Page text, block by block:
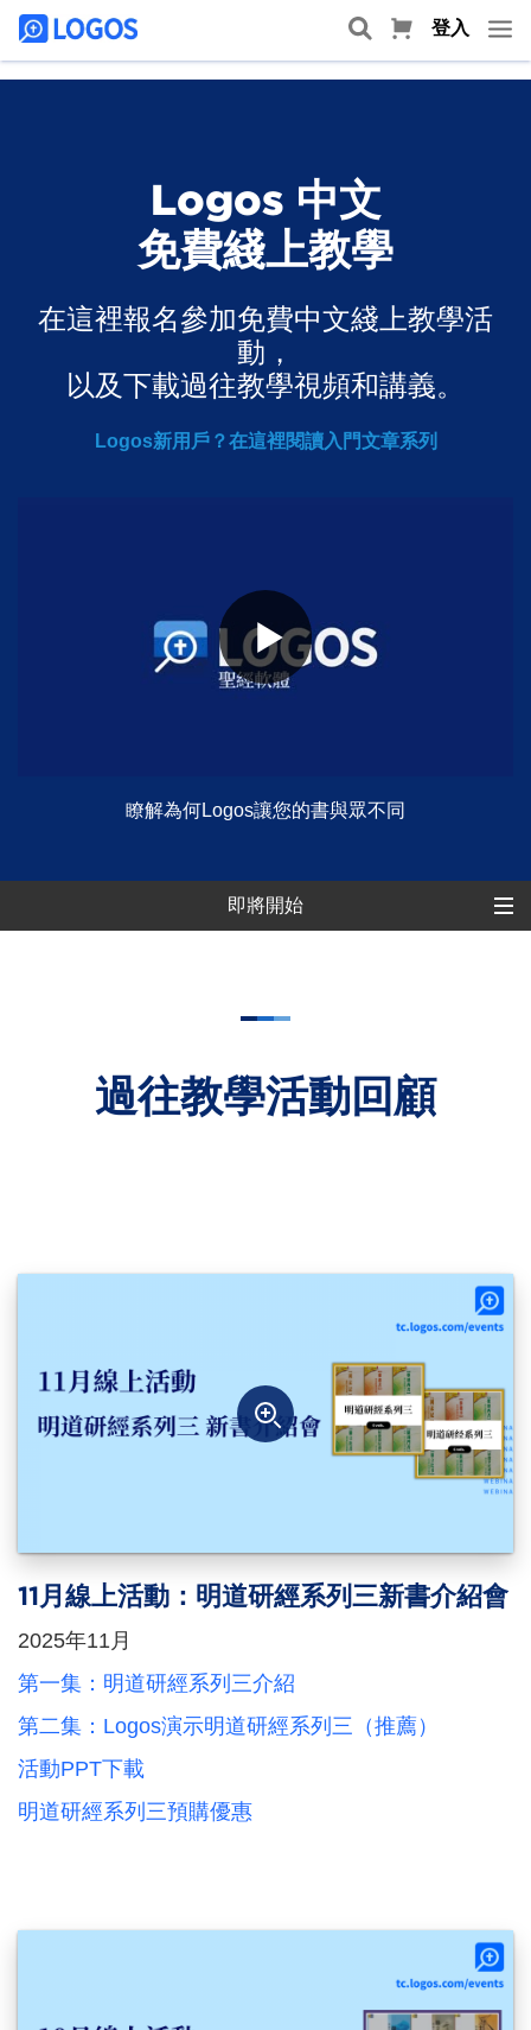
登入
Logos 中文
免費綫上教學
在這裡報名參加免費中文綫上教學活
動，
以及下載過往教學視頻和講義。
Logos新用戶？在這裡閱讀入門文章系列
瞭解為何Logos讓您的書與眾不同
即將開始
關於Logos套裝
過往教學活動回顧
11月線上活動：明道研經系列三新書介紹會
2025年11月
第一集：明道研經系列三介紹
第二集：Logos演示明道研經系列三（推薦）
活動PPT下載
明道研經系列三預購優惠